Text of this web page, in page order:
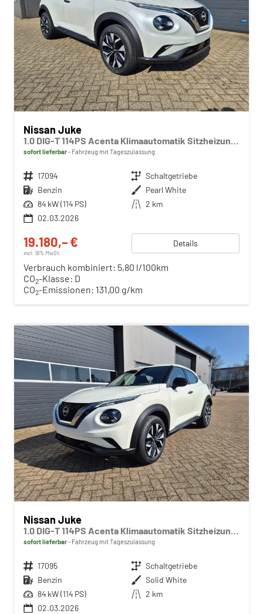
Nissan Juke
1.0 DIG-T 114PS Acenta Klimaautomatik Sitzheizung Rückf.Kamera Bluetooth Touchscreen wireless Apple CarPlay Android Auto
sofort lieferbar Fahrzeug mit Tageszulassung
Fahrzeugnr. 17094 Getriebe Schaltgetriebe
Kraftstoff Benzin Außenfarbe Pearl White
Leistung 84 kW (114 PS) Kilometerstand 2 km
02.03.2026
19.180,– €
incl. 19% MwSt.
Details
Verbrauch kombiniert: 5,80 l/100km
CO2-Klasse: D
CO2-Emissionen: 131,00 g/km
Nissan Juke
1.0 DIG-T 114PS Acenta Klimaautomatik Sitzheizung Rückf.Kamera Bluetooth Touchscreen wireless Apple CarPlay Android Auto
sofort lieferbar Fahrzeug mit Tageszulassung
Fahrzeugnr. 17095 Getriebe Schaltgetriebe
Kraftstoff Benzin Außenfarbe Solid White
Leistung 84 kW (114 PS) Kilometerstand 2 km
02.03.2026